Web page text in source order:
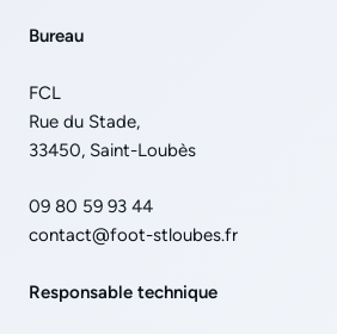
Bureau
FCL
Rue du Stade,
33450, Saint-Loubès
09 80 59 93 44
contact@foot-stloubes.fr
Responsable technique